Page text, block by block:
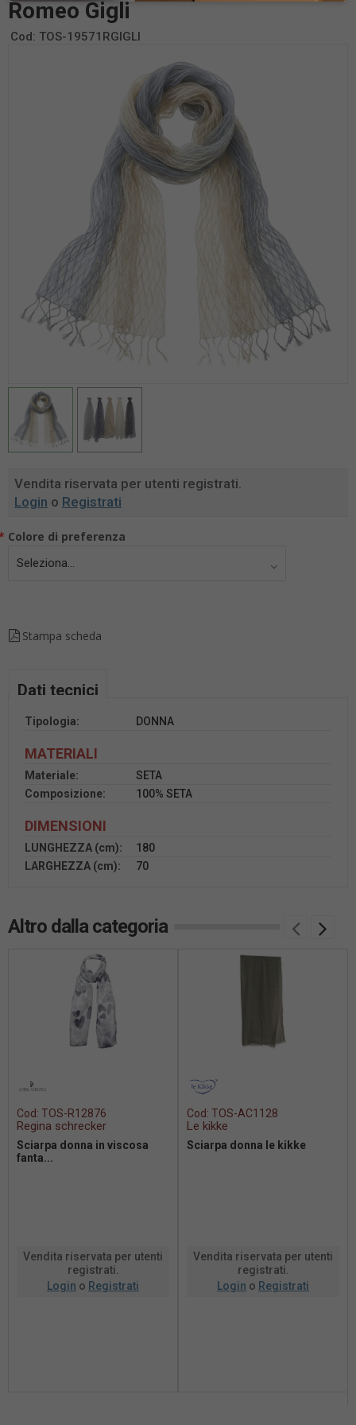
Romeo Gigli
Cod: TOS-19571RGIGLI
Vendita riservata per utenti registrati.
Login o Registrati
Colore di preferenza
Stampa scheda
Dati tecnici
Tipologia: DONNA
MATERIALI
Materiale:
SETA
Composizione:
100% SETA
DIMENSIONI
LUNGHEZZA (cm):
180
LARGHEZZA (cm):
70
Altro dalla categoria
Cod: TOS-R12876
Regina schrecker
Sciarpa donna in viscosa
fanta...
Vendita riservata per utenti
registrati.
Login o Registrati
Cod: TOS-AC1128
Le kikke
Sciarpa donna le kikke
Vendita riservata per utenti
registrati.
Login o Registrati